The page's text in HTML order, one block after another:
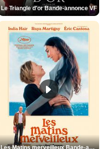
Le Triangle d'or Bande-annonce VF